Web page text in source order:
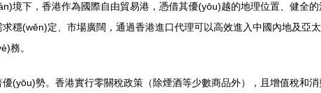
境下，香港作為國際自由貿易港，憑借其優(yōu)越的地理位置、健全
穩(wěn)定、市場廣闊，通過香港進口代理可以高效進入中國內地及
務。
(yōu)勢。香港實行零關稅政策（除煙酒等少數商品外），且增值稅和